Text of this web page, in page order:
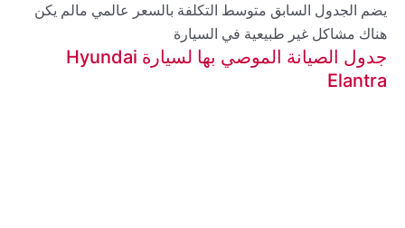
يضم الجدول السابق متوسط التكلفة بالسعر عالمي مالم يكن
هناك مشاكل غير طبيعية في السيارة
جدول الصيانة الموصي بها لسيارة Hyundai
Elantra